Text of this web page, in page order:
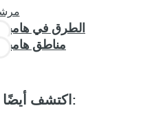
الطرق في
مناطق
اكتشف أيضًا فنادق شركائنا هنا: